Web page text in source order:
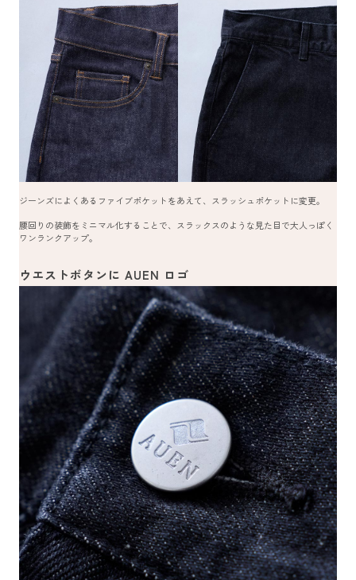
ジーンズによくあるファイブポケットをあえて、スラッシュポケットに変更。
腰回りの装飾をミニマル化することで、スラックスのような見た目で大人っぽく
ワンランクアップ。
ウエストボタンに AUEN ロゴ